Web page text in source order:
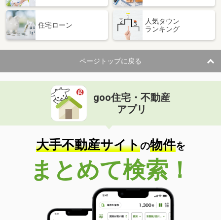
住宅ローン
人気タウン
ランキング
ページトップに戻る
goo住宅・不動産
アプリ
大手不動産サイトの物件を
まとめて検索！